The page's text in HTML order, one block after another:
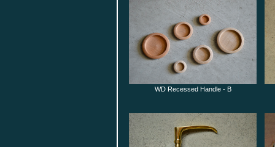
WD Recessed Handle - B